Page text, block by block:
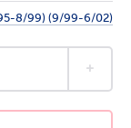
95-8/99) (9/99-6/02)